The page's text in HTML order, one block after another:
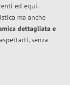
ed equi.
ma anche
dettagliata e
senza